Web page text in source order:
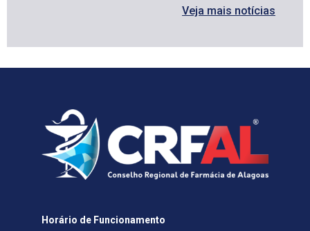
Veja mais notícias
Horário de Funcionamento